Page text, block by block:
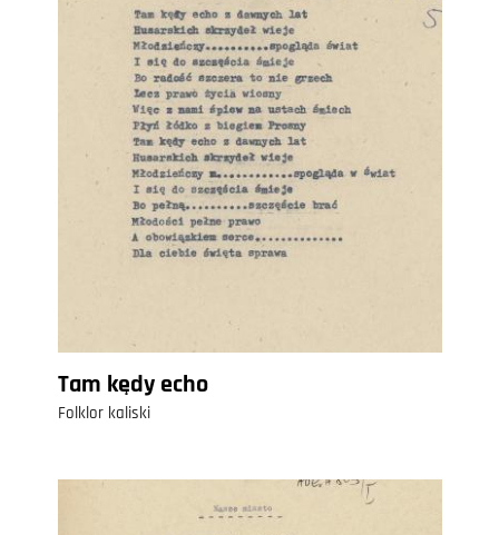
Tam kędy echo
Folklor kaliski